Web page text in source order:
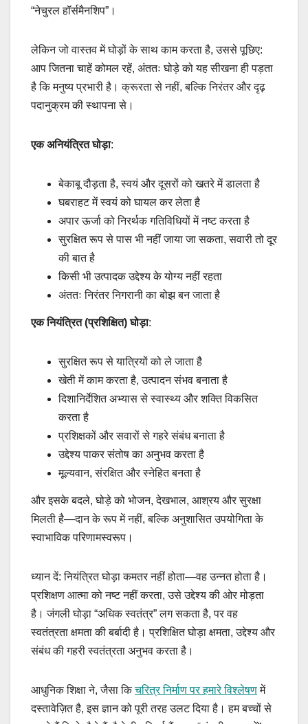
“नेचुरल हॉर्समैनशिप”।
लेकिन जो वास्तव में घोड़ों के साथ काम करता है, उससे पूछिए:
आप जितना चाहें कोमल रहें, अंततः घोड़े को यह सीखना ही पड़ता
है कि मनुष्य प्रभारी है। क्रूरता से नहीं, बल्कि निरंतर और दृढ़
पदानुक्रम की स्थापना से।
एक अनियंत्रित घोड़ा:
बेकाबू दौड़ता है, स्वयं और दूसरों को खतरे में डालता है
घबराहट में स्वयं को घायल कर लेता है
अपार ऊर्जा को निरर्थक गतिविधियों में नष्ट करता है
सुरक्षित रूप से पास भी नहीं जाया जा सकता, सवारी तो दूर
की बात है
किसी भी उत्पादक उद्देश्य के योग्य नहीं रहता
अंततः निरंतर निगरानी का बोझ बन जाता है
एक नियंत्रित (प्रशिक्षित) घोड़ा:
सुरक्षित रूप से यात्रियों को ले जाता है
खेती में काम करता है, उत्पादन संभव बनाता है
दिशानिर्देशित अभ्यास से स्वास्थ्य और शक्ति विकसित
करता है
प्रशिक्षकों और सवारों से गहरे संबंध बनाता है
उद्देश्य पाकर संतोष का अनुभव करता है
मूल्यवान, संरक्षित और स्नेहित बनता है
और इसके बदले, घोड़े को भोजन, देखभाल, आश्रय और सुरक्षा
मिलती है—दान के रूप में नहीं, बल्कि अनुशासित उपयोगिता के
स्वाभाविक परिणामस्वरूप।
ध्यान दें: नियंत्रित घोड़ा कमतर नहीं होता—वह उन्नत होता है।
प्रशिक्षण आत्मा को नष्ट नहीं करता, उसे उद्देश्य की ओर मोड़ता
है। जंगली घोड़ा “अधिक स्वतंत्र” लग सकता है, पर वह
स्वतंत्रता क्षमता की बर्बादी है। प्रशिक्षित घोड़ा क्षमता, उद्देश्य और
संबंध की गहरी स्वतंत्रता अनुभव करता है।
आधुनिक शिक्षा ने, जैसा किचरित्र निर्माण पर हमारे विश्लेषणमें
दस्तावेज़ित है, इस ज्ञान को पूरी तरह उलट दिया है। हम बच्चों से